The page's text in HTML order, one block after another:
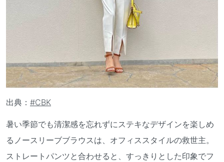
出典： #CBK
暑い季節でも清潔感を忘れずにステキなデザインを楽しめ
るノースリーブブラウスは、オフィススタイルの救世主。
ストレートパンツと合わせると、すっきりとした印象でフ